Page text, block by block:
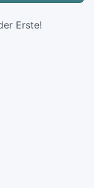
Erste!